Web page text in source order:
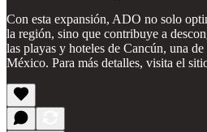
Con esta expansión, ADO no solo
la región, sino que contribuye a
las playas y hoteles de Cancún, una
México. Para más detalles, visita el